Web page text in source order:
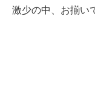
激少の中、お揃い